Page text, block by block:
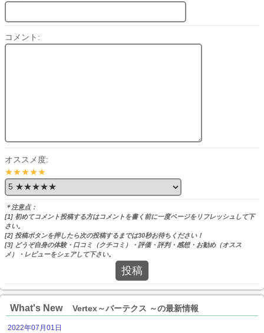
コメント:
オススメ度:
★★★★★
＊注意点：
[1] 初めてコメント投稿する方はコメントを書く前に一度ページをリフレッシュして下
さい。
[2] 投稿ボタンを押したら次の投稿するまでは30秒お待ちください！
[3] どうぞ自身の体験・口コミ（クチコミ）・評価・評判・感想・お勧め（オスス
メ）・レビューをシェアして下さい。
投稿
What's New Vertex～バーテクス ～の最新情報
2022年07月01日